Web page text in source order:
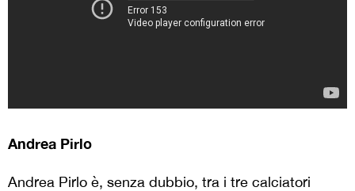
Andrea Pirlo
Andrea Pirlo è, senza dubbio, tra i tre calciatori